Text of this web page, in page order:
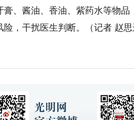
酱油、香油、紫药水等物品
，干扰医生判断。（记者 赵思